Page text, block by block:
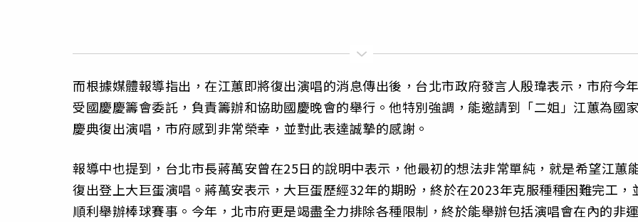
而根據媒體報導指出，在江蕙即將復出演唱的消息傳出後，台北市政府發言人殷瑋表示，市府今
受國慶慶籌會委託，負責籌辦和協助國慶晚會的舉行。他特別強調，能邀請到「二姐」江蕙為國
慶典復出演唱，市府感到非常榮幸，並對此表達誠摯的感謝。
報導中也提到，台北市長蔣萬安曾在25日的說明中表示，他最初的想法非常單純，就是希望江蕙
復出登上大巨蛋演唱。蔣萬安表示，大巨蛋歷經32年的期盼，終於在2023年克服種種困難完工，
順利舉辦棒球賽事。今年，北市府更是竭盡全力排除各種限制，終於能舉辦包括演唱會在內的非